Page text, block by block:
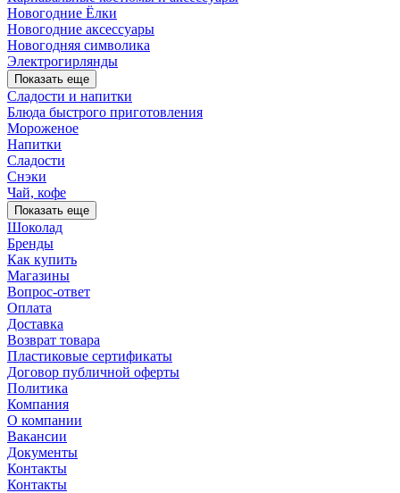
Новогодние Ёлки
Новогодние аксессуары
Новогодняя символика
Электрогирлянды
Показать еще
Сладости и напитки
Блюда быстрого приготовления
Мороженое
Напитки
Сладости
Снэки
Чай, кофе
Показать еще
Шоколад
Бренды
Как купить
Магазины
Вопрос-ответ
Оплата
Доставка
Возврат товара
Пластиковые сертификаты
Договор публичной оферты
Политика
Компания
О компании
Вакансии
Документы
Контакты
Контакты